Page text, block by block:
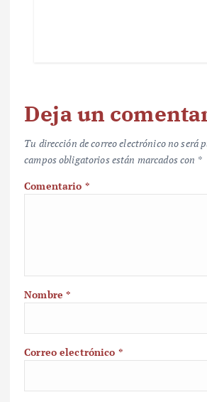
Deja un
Tu dirección de correo electrónico no será
campos obligatorios están marcados con *
Comentario *
Nombre*
Correo electrónico *